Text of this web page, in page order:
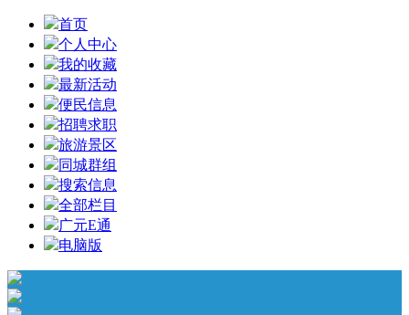
首页
个人中心
我的收藏
最新活动
便民信息
招聘求职
旅游景区
同城群组
搜索信息
全部栏目
广元E通
电脑版